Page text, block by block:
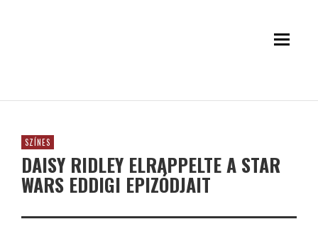
SZÍNES
DAISY RIDLEY ELRAPPELTE A STAR
WARS EDDIGI EPIZÓDJAIT